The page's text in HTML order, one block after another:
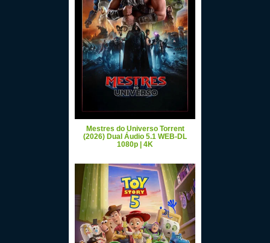
Mestres do Universo Torrent
(2026) Dual Áudio 5.1 WEB-DL
1080p | 4K